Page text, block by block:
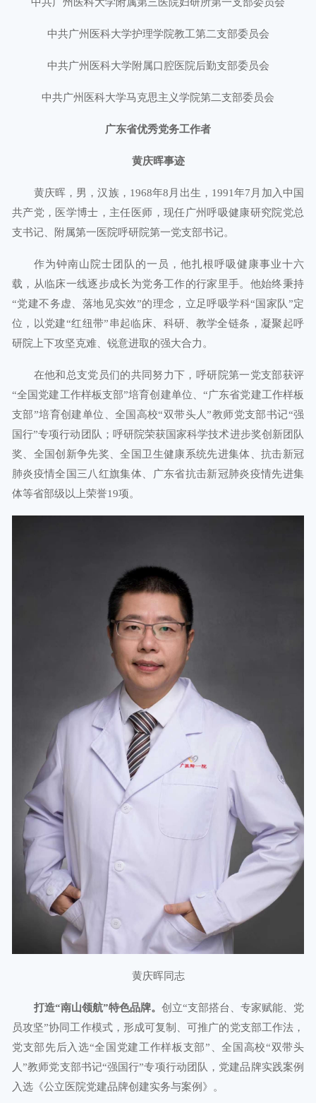
中共广州医科大学护理学院教工第二支部委员会
中共广州医科大学附属口腔医院后勤支部委员会
中共广州医科大学马克思主义学院第二支部委员会
广东省优秀党务工作者
黄庆晖事迹
黄庆晖，男，汉族，1968年8月出生，1991年7月加入中国
共产党，医学博士，主任医师，现任广州呼吸健康研究院党总
支书记、附属第一医院呼研院第一党支部书记。
作为钟南山院士团队的一员，他扎根呼吸健康事业十六
载，从临床一线逐步成长为党务工作的行家里手。他始终秉持
“党建不务虚、落地见实效”的理念，立足呼吸学科“国家队”定
位，以党建“红纽带”串起临床、科研、教学全链条，凝聚起呼
研院上下攻坚克难、锐意进取的强大合力。
在他和总支党员们的共同努力下，呼研院第一党支部获评
“全国党建工作样板支部”培育创建单位、“广东省党建工作样板
支部”培育创建单位、全国高校“双带头人”教师党支部书记“强
国行”专项行动团队；呼研院荣获国家科学技术进步奖创新团队
奖、全国创新争先奖、全国卫生健康系统先进集体、抗击新冠
肺炎疫情全国三八红旗集体、广东省抗击新冠肺炎疫情先进集
体等省部级以上荣誉19项。
黄庆晖同志
打造“南山领航”特色品牌。 创立“支部搭台、专家赋能、党
员攻坚”协同工作模式，形成可复制、可推广的党支部工作法，
党支部先后入选“全国党建工作样板支部”、全国高校“双带头
人”教师党支部书记“强国行”专项行动团队，党建品牌实践案例
入选《公立医院党建品牌创建实务与案例》。